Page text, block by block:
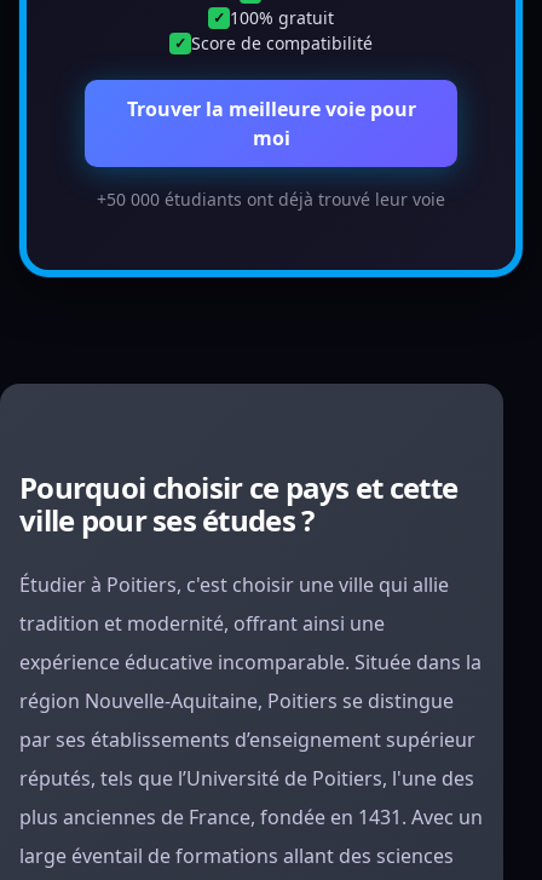
✓ 100% gratuit
✓ Score de compatibilité
Trouver la meilleure voie pour
moi
+50 000 étudiants ont déjà trouvé leur voie
Pourquoi choisir ce pays et cette
ville pour ses études ?
Étudier à Poitiers, c'est choisir une ville qui allie
tradition et modernité, offrant ainsi une
expérience éducative incomparable. Située dans la
région Nouvelle-Aquitaine, Poitiers se distingue
par ses établissements d’enseignement supérieur
réputés, tels que l’Université de Poitiers, l'une des
plus anciennes de France, fondée en 1431. Avec un
large éventail de formations allant des sciences